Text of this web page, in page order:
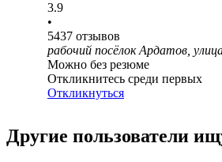
3.9
•
5437 отзывов
рабочий посёлок Ардатов,
Можно без резюме
Откликнитесь среди первых
Откликнуться
Другие пользователи